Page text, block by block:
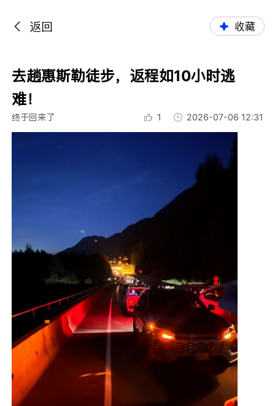
返回 收藏
去趟惠斯勒徒步，返程如10小时逃
难！
终于回来了 1 2026-07-06 12:31